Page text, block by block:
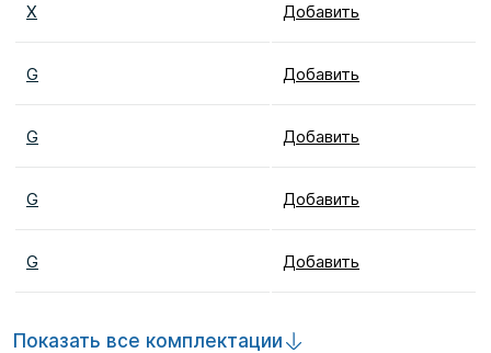
X Добавить
G Добавить
G Добавить
G Добавить
G Добавить
Показать все комплектации